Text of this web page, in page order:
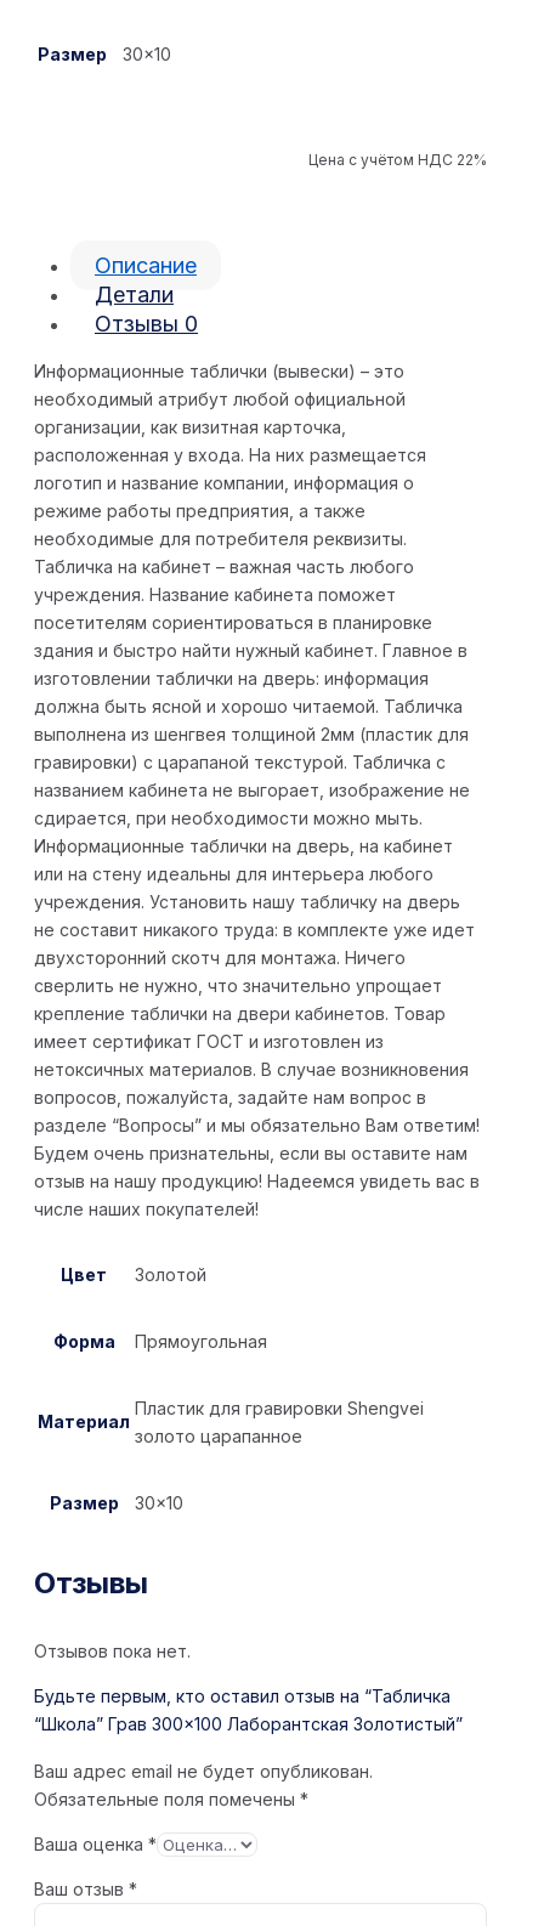
Размер 30×10
Цена с учётом НДС 22%
Описание
Детали
Отзывы 0
Информационные таблички (вывески) – это
необходимый атрибут любой официальной
организации, как визитная карточка,
расположенная у входа. На них размещается
логотип и название компании, информация о
режиме работы предприятия, а также
необходимые для потребителя реквизиты.
Табличка на кабинет – важная часть любого
учреждения. Название кабинета поможет
посетителям сориентироваться в планировке
здания и быстро найти нужный кабинет. Главное в
изготовлении таблички на дверь: информация
должна быть ясной и хорошо читаемой. Табличка
выполнена из шенгвея толщиной 2мм (пластик для
гравировки) с царапаной текстурой. Табличка с
названием кабинета не выгорает, изображение не
сдирается, при необходимости можно мыть.
Информационные таблички на дверь, на кабинет
или на стену идеальны для интерьера любого
учреждения. Установить нашу табличку на дверь
не составит никакого труда: в комплекте уже идет
двухсторонний скотч для монтажа. Ничего
сверлить не нужно, что значительно упрощает
крепление таблички на двери кабинетов. Товар
имеет сертификат ГОСТ и изготовлен из
нетоксичных материалов. В случае возникновения
вопросов, пожалуйста, задайте нам вопрос в
разделе “Вопросы” и мы обязательно Вам ответим!
Будем очень признательны, если вы оставите нам
отзыв на нашу продукцию! Надеемся увидеть вас в
числе наших покупателей!
Цвет Золотой
Форма Прямоугольная
Материал
Пластик для гравировки Shengvei
золото царапанное
Размер 30×10
Отзывы
Отзывов пока нет.
Будьте первым, кто оставил отзыв на “Табличка
“Школа” Грав 300×100 Лаборантская Золотистый”
Ваш адрес email не будет опубликован.
Обязательные поля помечены *
Ваша оценка *
Ваш отзыв *